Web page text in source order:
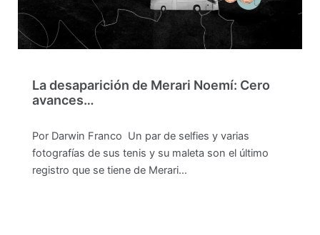
La desaparición de Merari Noemí: Cero
avances…
Por Darwin Franco Un par de selfies y varias
fotografías de sus tenis y su maleta son el último
registro que se tiene de Merari…